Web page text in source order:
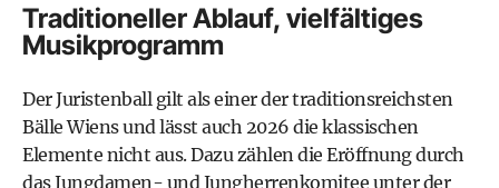
Traditioneller Ablauf, vielfältiges
Musikprogramm
Der Juristenball gilt als einer der traditionsreichsten
Bälle Wiens und lässt auch 2026 die klassischen
Elemente nicht aus. Dazu zählen die Eröffnung durch
das Jungdamen- und Jungherrenkomitee unter der